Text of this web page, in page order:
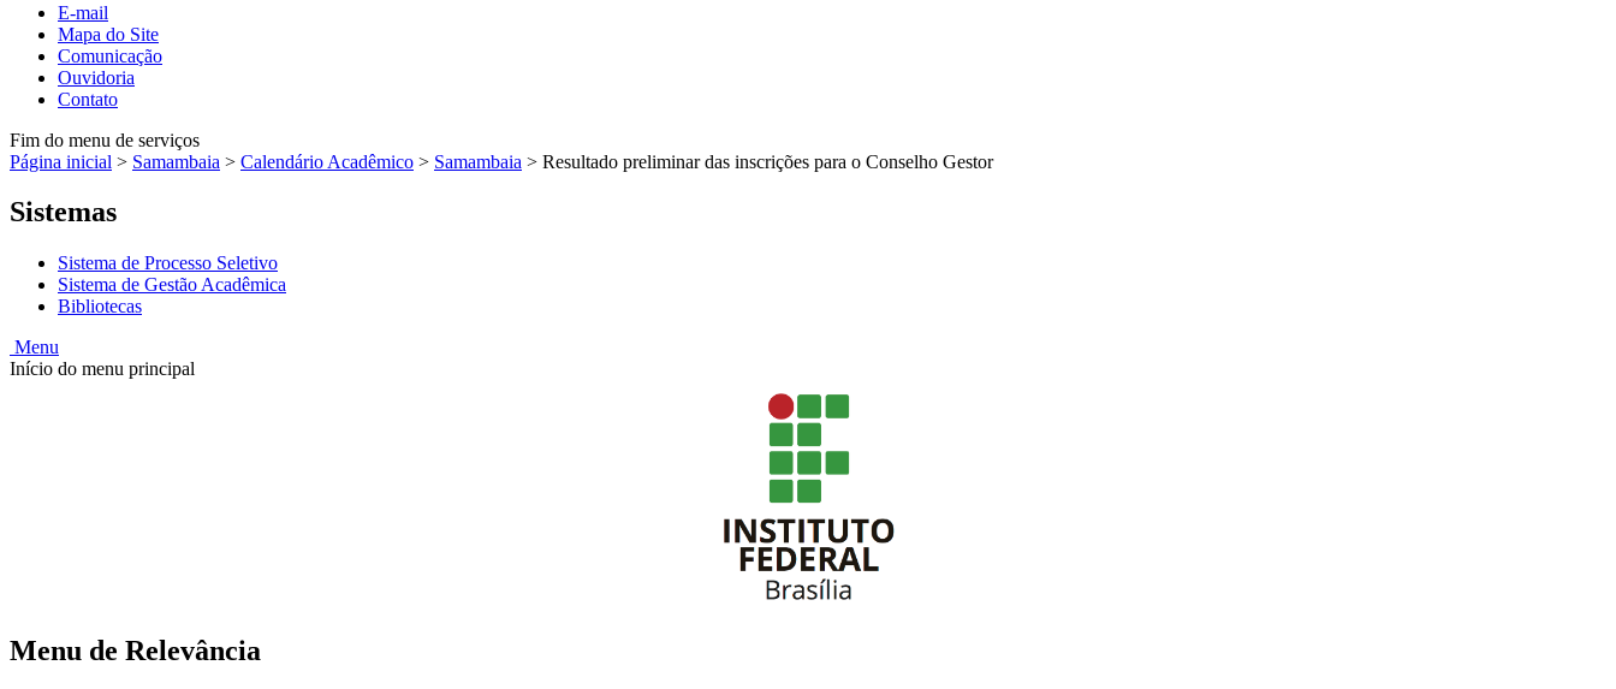
E-mail
Mapa do Site
Comunicação
Ouvidoria
Contato
Fim do menu de serviços
Página inicial > Samambaia > Calendário Acadêmico > Samambaia > Resultado preliminar das inscrições para o Conselho Gestor
Sistemas
Sistema de Processo Seletivo
Sistema de Gestão Acadêmica
Bibliotecas
Menu
Início do menu principal
Menu de Relevância